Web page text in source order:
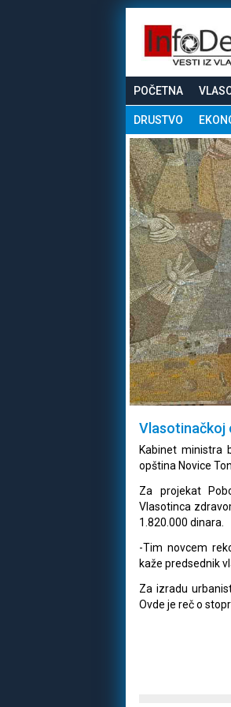
POČETNA
DRUSTVO
Vlasotinačkoj
Kabinet ministra
opština Novice
Za projekat
Vlasotinca
1.820.000 dinara.
-Tim novcem
kaže predsednik
Za izradu
Ovde je reč o